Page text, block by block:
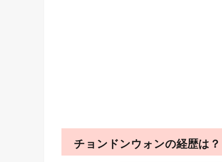
チョンドンウォンの経歴は？